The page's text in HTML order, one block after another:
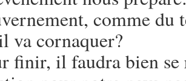
comme du
va cornaquer?
finir, il faudra bien se